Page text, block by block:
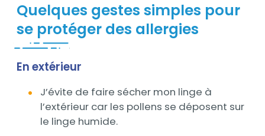
Quelques gestes simples pour
se protéger des allergies
En extérieur
J’évite de faire sécher mon linge à
l’extérieur car les pollens se déposent sur
le linge humide.